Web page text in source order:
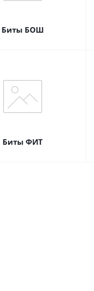
Биты БОШ
Биты ФИТ